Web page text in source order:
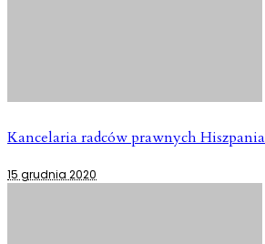
Kancelaria radców prawnych Hiszpania
15 grudnia 2020